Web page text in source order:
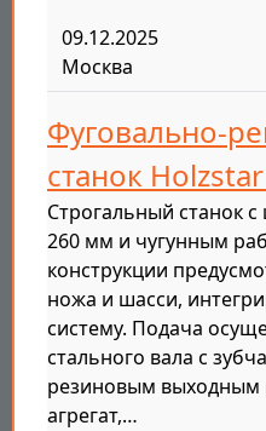
09.12.2025
Москва
Фуговально-
станок
Строгальный станок
260 мм и чугунным
конструкции
ножа и шасси,
систему. Подача
стального вала с
резиновым выходным
агрегат,…